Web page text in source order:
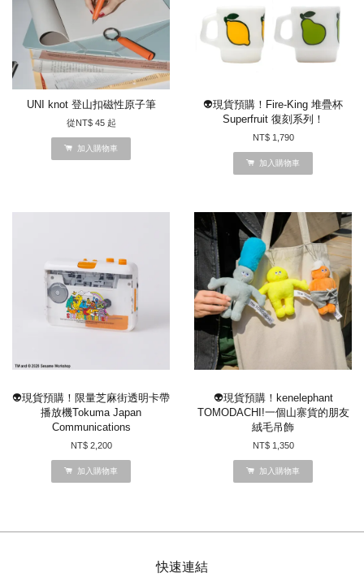
UNI knot 登山扣磁性原子筆
從NT$ 45 起
加入購物車
👽現貨預購！Fire-King 堆疊杯
Superfruit 復刻系列！
NT$ 1,790
加入購物車
👽現貨預購！限量芝麻街透明卡帶
播放機Tokuma Japan
Communications
NT$ 2,200
加入購物車
👽現貨預購！kenelephant
TOMODACHI!一個山寨貨的朋友
絨毛吊飾
NT$ 1,350
加入購物車
快速連結